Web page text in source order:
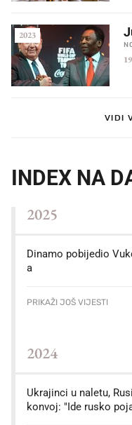
2023
VIDI
INDEX NA
2025
Dinamo pobijedio
a
PRIKAŽI JOŠ VIJESTI
2024
Ukrajinci u naletu,
konvoj: "Ide rusko